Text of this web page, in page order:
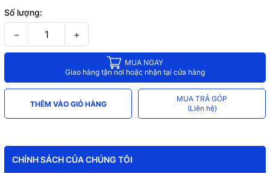
Số lượng:
− +
MUA NGAY
Giao hàng tận nơi hoặc nhận tại cửa hàng
THÊM VÀO GIỎ HÀNG
MUA TRẢ GÓP
(Liên hệ)
CHÍNH SÁCH CỦA CHÚNG TÔI